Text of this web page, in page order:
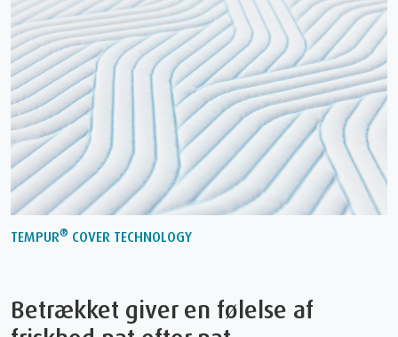
TEMPUR® COVER TECHNOLOGY
Betrækket giver en følelse af